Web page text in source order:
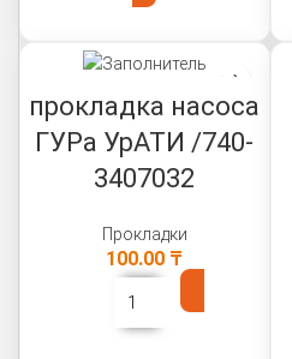
прокладка насоса
ГУРа УрАТИ /740-
3407032
Прокладки
100.00 ₸